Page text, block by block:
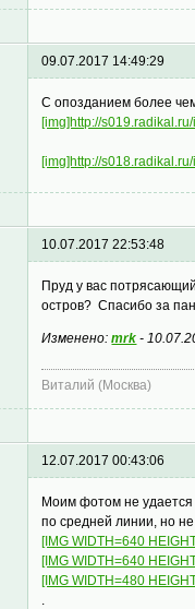
09.07.2017 14:49:29
С опозданием более
[img]http://
[img]http://
10.07.2017 22:53:48
Пруд у вас
остров? Спасибо за
Изменено:mrk -
Виталий (Москва)
12.07.2017 00:43:06
Моим фотом не удается
по средней линии, но
[IMG WIDTH=640
[IMG WIDTH=640
[IMG WIDTH=480
.